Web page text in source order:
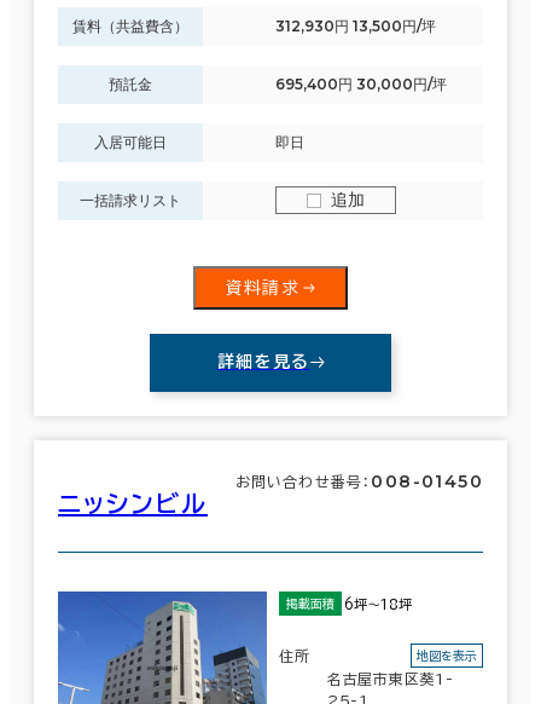
賃料（共益費含） 312,930円 13,500円/坪
預託金 695,400円 30,000円/坪
入居可能日 即日
一括請求リスト 追加
資料請求
詳細を見る
ニッシンビル
お問い合わせ番号： 008-01450
掲載面積 6坪～18坪
住所
名古屋市東区葵1-
25-1
地図を表示